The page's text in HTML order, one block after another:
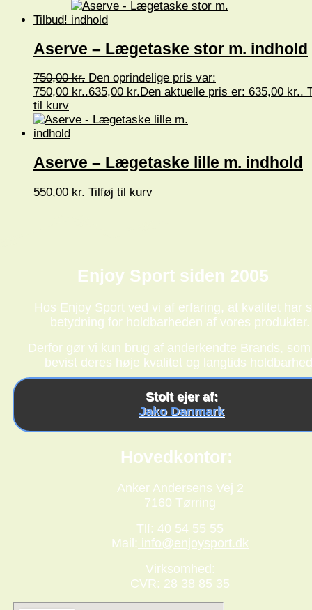
Tilbud!
Aserve – Lægetaske stor m. indhold
750,00kr. Den oprindelige pris var:
750,00 kr..635,00 kr. Den aktuelle pris er: 635,00 kr..
til kurv
Aserve – Lægetaske lille m. indhold
550,00 kr. Tilføj til kurv
Enjoy Sport siden 2005
Hos Enjoy Sport ved vi af erfaring, at kvalitet har
betydning for holdbarheden af vores produkter.
Derfor gør vi kun brug af anderkendte Brands,
bevist deres høje kvalitet og langtids
Stolt ejer af:
Jako Danmark
Hovedkontor:
Anker Andersens Vej 2
7160 Tørring
Tlf: 40 54 55 55
Mail: info@enjoysport.dk
Virksomhed:
CVR: 28 38 85 35